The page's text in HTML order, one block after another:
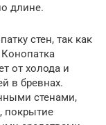
длине.
стен, так как
от холода и
в бревнах.
стенами,
покрытие